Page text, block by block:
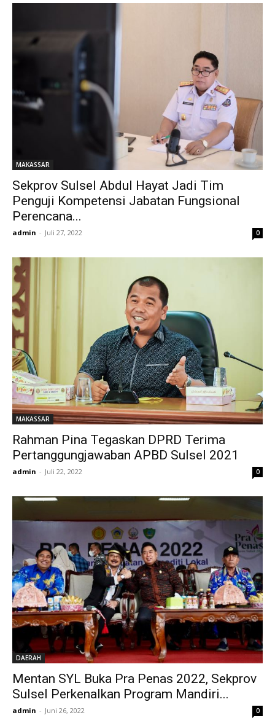
MAKASSAR
Sekprov Sulsel Abdul Hayat Jadi Tim
Penguji Kompetensi Jabatan Fungsional
Perencana...
admin - Juli 27, 2022 0
MAKASSAR
Rahman Pina Tegaskan DPRD Terima
Pertanggungjawaban APBD Sulsel 2021
admin - Juli 22, 2022 0
DAERAH
Mentan SYL Buka Pra Penas 2022, Sekprov
Sulsel Perkenalkan Program Mandiri...
admin - Juni 26, 2022 0